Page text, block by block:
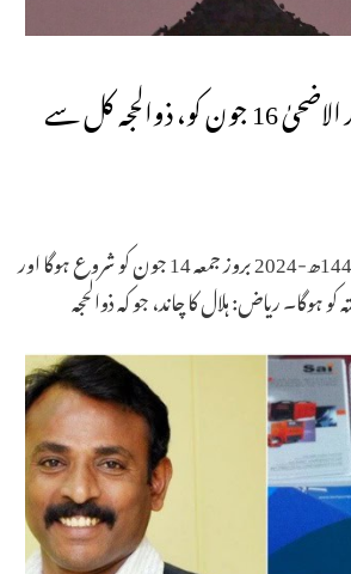
سعودی عرب میں عید الاضحیٰ 16 جون کو، ذوالحجہ کل سے
اس کا مطلب ہے کہ حج 1445ھ-2024 بروز جمعہ 14 جون کو شروع ہوگا اور